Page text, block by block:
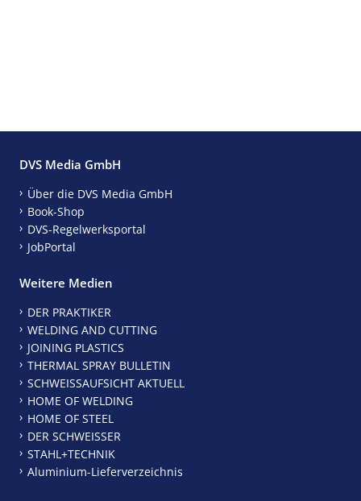
DVS Media GmbH
Über die DVS Media GmbH
Book-Shop
DVS-Regelwerksportal
JobPortal
Weitere Medien
DER PRAKTIKER
WELDING AND CUTTING
JOINING PLASTICS
THERMAL SPRAY BULLETIN
SCHWEISSAUFSICHT AKTUELL
HOME OF WELDING
HOME OF STEEL
DER SCHWEISSER
STAHL+TECHNIK
Aluminium-Lieferverzeichnis